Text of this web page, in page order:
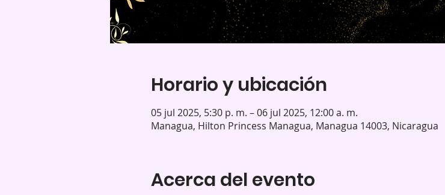
Horario y ubicación
05 jul 2025, 5:30 p. m. – 06 jul 2025, 12:00 a. m.
Managua, Hilton Princess Managua, Managua 14003, Nicaragua
Acerca del evento